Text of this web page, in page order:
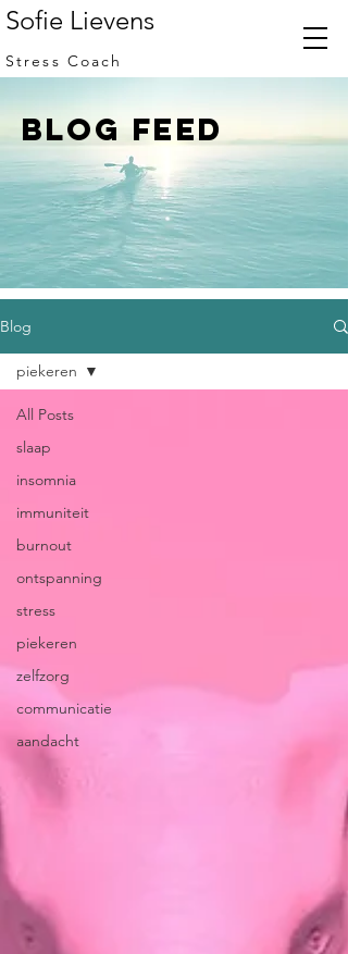
Sofie Lievens
Stress Coach
BLOG FEED
Blog
All Posts
slaap
insomnia
immuniteit
burnout
ontspanning
stress
piekeren
zelfzorg
communicatie
aandacht
piekeren